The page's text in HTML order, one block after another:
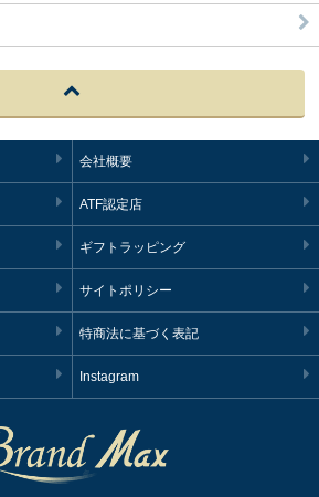
会社概要
ATF認定店
ギフトラッピング
サイトポリシー
特商法に基づく表記
Instagram